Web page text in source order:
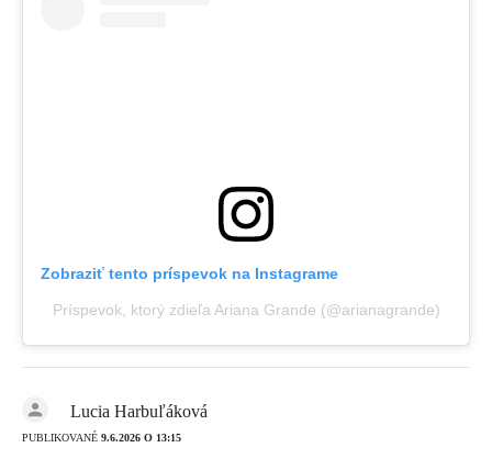
Zobraziť tento príspevok na Instagrame
Príspevok, ktorý zdieľa Ariana Grande (@arianagrande)
Lucia Harbuľáková
PUBLIKOVANÉ 9.6.2026 O 13:15